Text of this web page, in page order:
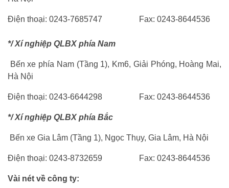
Điện thoại: 0243-7685747 Fax: 0243-8644536
*/ Xí nghiệp QLBX phía Nam
Bến xe phía Nam (Tầng 1), Km6, Giải Phóng, Hoàng Mai,
Hà Nội
Điện thoại: 0243-6644298 Fax: 0243-8644536
*/ Xí nghiệp QLBX phía Bắc
Bến xe Gia Lâm (Tầng 1), Ngọc Thụy, Gia Lâm, Hà Nội
Điện thoại: 0243-8732659 Fax: 0243-8644536
Vài nét về công ty: